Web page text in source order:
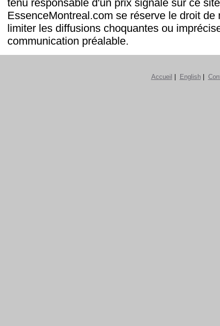
tenu responsable d'un prix signalé sur ce
EssenceMontreal.com se réserve le droit de
limiter les diffusions choquantes ou
communication préalable.
Accueil | English|